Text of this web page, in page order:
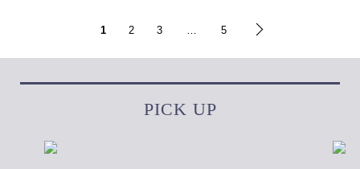
1 2 3 … 5
PICK UP